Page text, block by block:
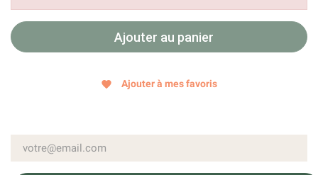
Ajouter au panier
favorite Ajouter à mes favoris